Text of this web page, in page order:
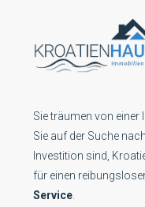
Sie träumen von einer
Sie auf der Suche
Investition sind,
für einen
Service